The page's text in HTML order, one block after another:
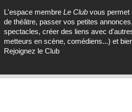
L'espace membre Le Club vous permet
de théâtre, passer vos petites
spectacles, créer des liens avec
metteurs en scène, comédiens...) et
Rejoignez le Club